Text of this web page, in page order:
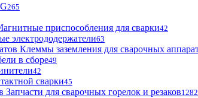
265
приспособления для сварки42
электрододержатели63
Клеммы заземления для сварочных
в сборе49
42
сварки45
Запчасти для сварочных горелок и резаков1282